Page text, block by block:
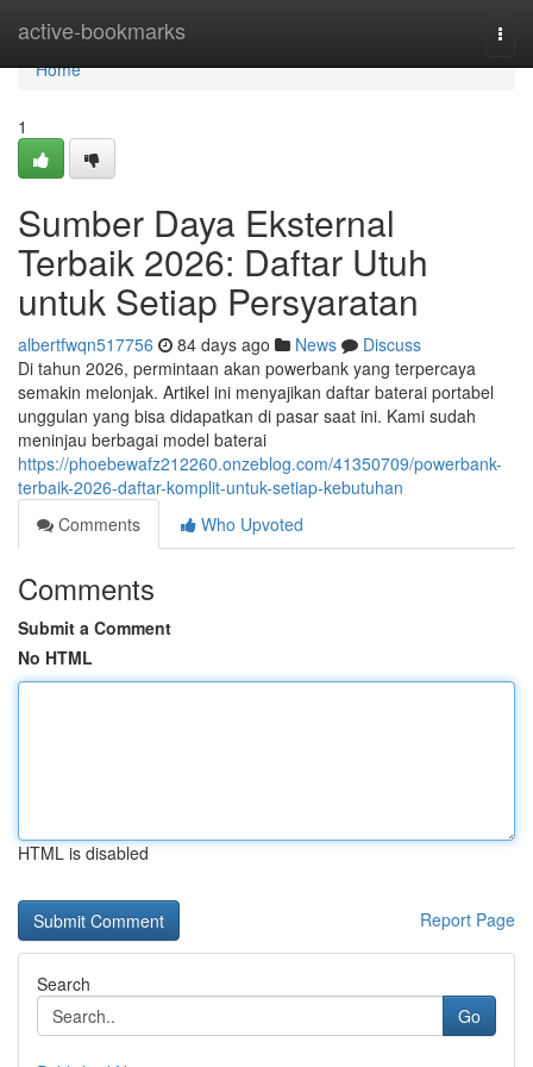
active-bookmarks
Home
Home
1
Sumber Daya Eksternal
Terbaik 2026: Daftar Utuh
untuk Setiap Persyaratan
albertfwqn517756 84 days ago News
Discuss
Di tahun 2026, permintaan akan powerbank yang terpercaya
semakin melonjak. Artikel ini menyajikan daftar baterai portabel
unggulan yang bisa didapatkan di pasar saat ini. Kami sudah
meninjau berbagai model baterai
https://phoebewafz212260.onzeblog.com/41350709/powerbank-
terbaik-2026-daftar-komplit-untuk-setiap-kebutuhan
Comments
Who Upvoted
Comments
Submit a Comment
No HTML
HTML is disabled
Report Page
Search
Go